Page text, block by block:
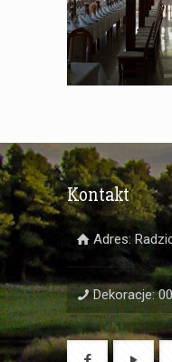
Kontakt
Adres:
Dekoracje: